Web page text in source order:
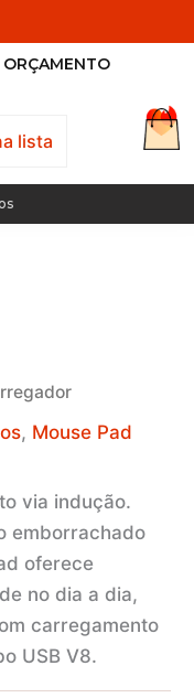
ORÇAMENTO
lista
, Mouse Pad
via indução.
emborrachado
oferece
no dia a dia,
carregamento
USB V8.